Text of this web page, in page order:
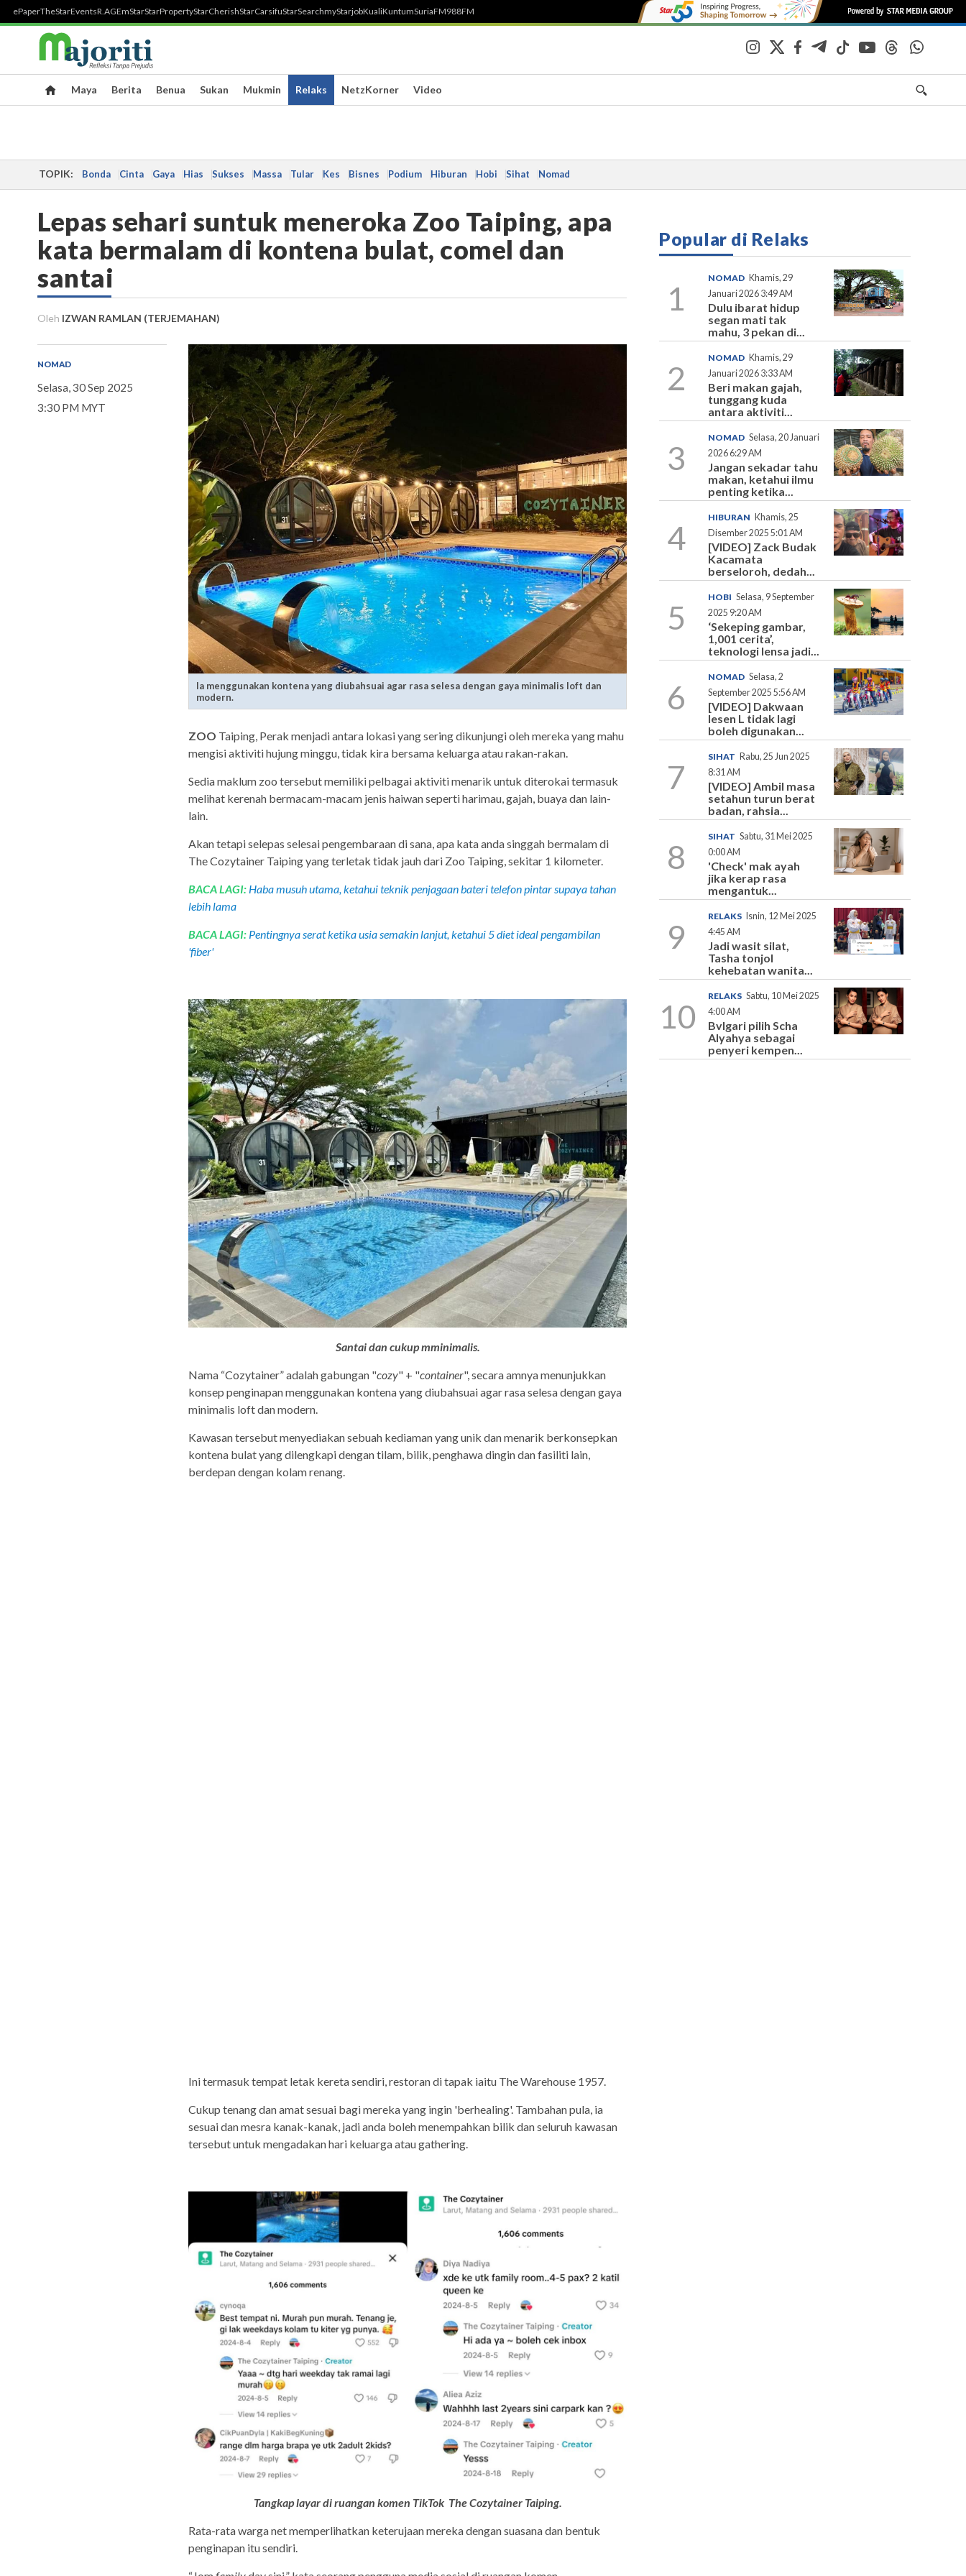
ePaperTheStarEventsR.AGEmStarStarPropertyStarCherishStarCarsifuStarSearchmyStarjobKualiKuntumSuriaFM988FM
Maya Berita Benua Sukan Mukmin Relaks NetzKorner Video
TOPIK: Bonda Cinta Gaya Hias Sukses Massa Tular Kes Bisnes Podium Hiburan Hobi Sihat Nomad
Lepas sehari suntuk meneroka Zoo Taiping, apa
kata bermalam di kontena bulat, comel dan
santai
Oleh IZWAN RAMLAN (TERJEMAHAN)
NOMAD
Selasa, 30 Sep 2025
3:30 PM MYT
Ia menggunakan kontena yang diubahsuai agar rasa selesa dengan gaya minimalis loft dan
modern.
ZOO Taiping, Perak menjadi antara lokasi yang sering dikunjungi oleh mereka yang mahu
mengisi aktiviti hujung minggu, tidak kira bersama keluarga atau rakan-rakan.
Sedia maklum zoo tersebut memiliki pelbagai aktiviti menarik untuk diterokai termasuk
melihat kerenah bermacam-macam jenis haiwan seperti harimau, gajah, buaya dan lain-
lain.
Akan tetapi selepas selesai pengembaraan di sana, apa kata anda singgah bermalam di
The Cozytainer Taiping yang terletak tidak jauh dari Zoo Taiping, sekitar 1 kilometer.
BACA LAGI: Haba musuh utama, ketahui teknik penjagaan bateri telefon pintar supaya tahan
lebih lama
BACA LAGI: Pentingnya serat ketika usia semakin lanjut, ketahui 5 diet ideal pengambilan
'fiber'
Santai dan cukup mminimalis.
Nama “Cozytainer” adalah gabungan "cozy" + "container", secara amnya menunjukkan
konsep penginapan menggunakan kontena yang diubahsuai agar rasa selesa dengan gaya
minimalis loft dan modern.
Kawasan tersebut menyediakan sebuah kediaman yang unik dan menarik berkonsepkan
kontena bulat yang dilengkapi dengan tilam, bilik, penghawa dingin dan fasiliti lain,
berdepan dengan kolam renang.
Ini termasuk tempat letak kereta sendiri, restoran di tapak iaitu The Warehouse 1957.
Cukup tenang dan amat sesuai bagi mereka yang ingin 'berhealing'. Tambahan pula, ia
sesuai dan mesra kanak-kanak, jadi anda boleh menempahkan bilik dan seluruh kawasan
tersebut untuk mengadakan hari keluarga atau gathering.
Tangkap layar di ruangan komen TikTok The Cozytainer Taiping.
Rata-rata warga net memperlihatkan keterujaan mereka dengan suasana dan bentuk
penginapan itu sendiri.
Popular di Relaks
1
NOMAD Khamis, 29
Januari 2026 3:49 AM
Dulu ibarat hidup
segan mati tak
mahu, 3 pekan di...
2
NOMAD Khamis, 29
Januari 2026 3:33 AM
Beri makan gajah,
tunggang kuda
antara aktiviti...
3
NOMAD Selasa, 20 Januari
2026 6:29 AM
Jangan sekadar tahu
makan, ketahui ilmu
penting ketika...
4
HIBURAN Khamis, 25
Disember 2025 5:01 AM
[VIDEO] Zack Budak
Kacamata
berseloroh, dedah...
5
HOBI Selasa, 9 September
2025 9:20 AM
‘Sekeping gambar,
1,001 cerita’,
teknologi lensa jadi...
6
NOMAD Selasa, 2
September 2025 5:56 AM
[VIDEO] Dakwaan
lesen L tidak lagi
boleh digunakan...
7
SIHAT Rabu, 25 Jun 2025
8:31 AM
[VIDEO] Ambil masa
setahun turun berat
badan, rahsia...
8
SIHAT Sabtu, 31 Mei 2025
0:00 AM
'Check' mak ayah
jika kerap rasa
mengantuk...
9
RELAKS
Isnin, 12 Mei 2025
4:45 AM
Jadi wasit silat,
Tasha tonjol
kehebatan wanita...
10
RELAKS Sabtu, 10 Mei 2025
4:00 AM
Bvlgari pilih Scha
Alyahya sebagai
penyeri kempen...